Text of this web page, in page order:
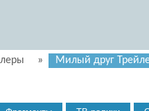
» Милый друг